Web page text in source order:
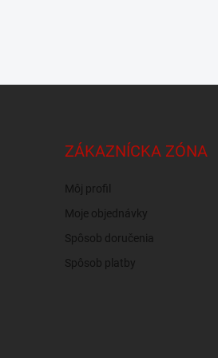
ZÁKAZNÍCKA ZÓNA
Môj profil
Moje objednávky
Spôsob doručenia
Spôsob platby